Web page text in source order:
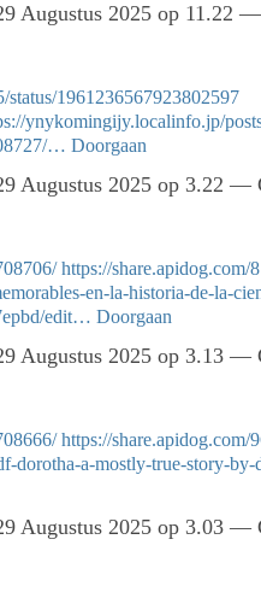
Augustus 2025 op 11.22
1961236567923802597
ynykomingijy.localinfo.jp/
… Doorgaan
Augustus 2025 op 3.22 —
https://share.apidog.com/
en-la-historia-de-la-
edit… Doorgaan
Augustus 2025 op 3.13 —
https://share.apidog.com/
dorotha-a-mostly-true-story-
Augustus 2025 op 3.03 —